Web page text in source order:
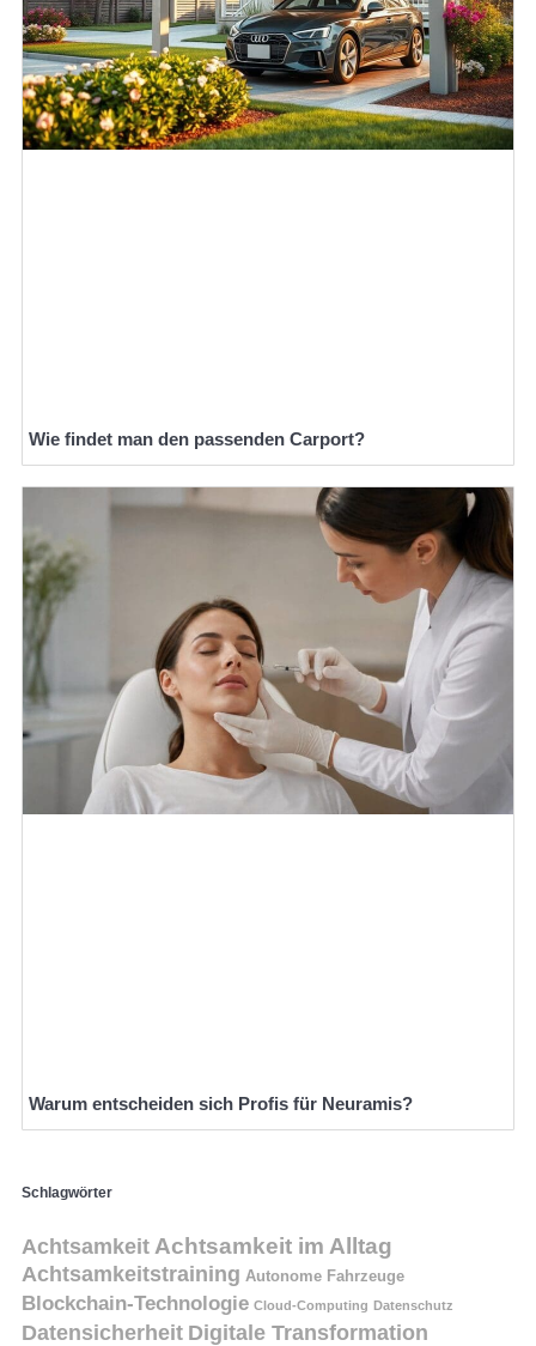
Wie findet man den passenden Carport?
Warum entscheiden sich Profis für Neuramis?
Schlagwörter
Achtsamkeit Achtsamkeit im Alltag
Achtsamkeitstraining Autonome Fahrzeuge
Blockchain-Technologie Cloud-Computing Datenschutz
Datensicherheit Digitale Transformation